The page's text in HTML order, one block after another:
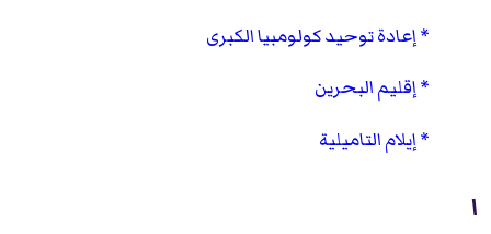
إعادة توحيد كولومبيا الكبرى
إقليم البحرين
إيلام التاميلية
ا